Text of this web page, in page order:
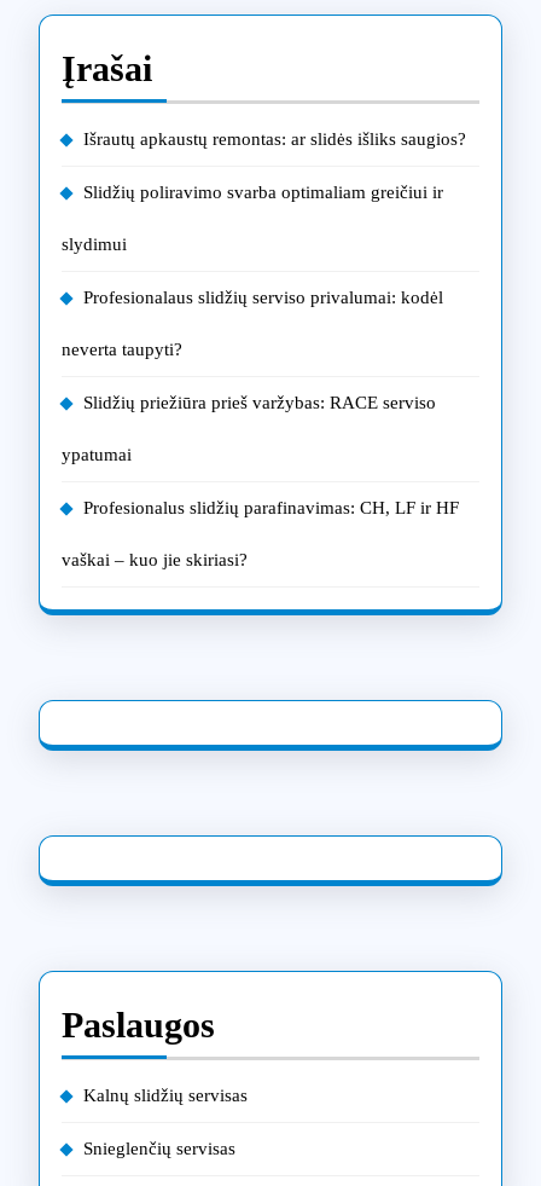
Įrašai
Išrautų apkaustų remontas: ar slidės išliks saugios?
Slidžių poliravimo svarba optimaliam greičiui ir
slydimui
Profesionalaus slidžių serviso privalumai: kodėl
neverta taupyti?
Slidžių priežiūra prieš varžybas: RACE serviso
ypatumai
Profesionalus slidžių parafinavimas: CH, LF ir HF
vaškai – kuo jie skiriasi?
Paslaugos
Kalnų slidžių servisas
Snieglenčių servisas